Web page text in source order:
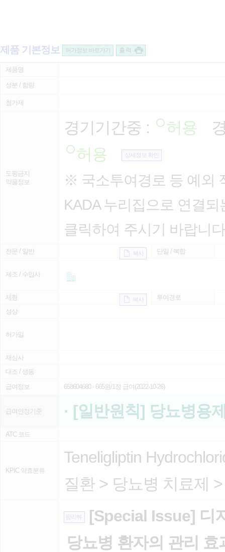
제품 기본정보 허가정보 바로가기 출 력
제품명
성분 / 함량
첨가제
도핑금지
약물정보
경기기간중 : 허용
허용
상세정보 확인
※ 국소투여경로 등 예외
KADA 누리집으로 연결
클릭하여 주시기 바랍니
전문 / 일반 복사 단일 / 복합
제조 / 수입사
제형 복사
투여경로
성상
허가일
재심사
대조 / 생동
급여정보
658604680- 665원/1정 급여(2022-10-26)
급여인정기준 · [일반원칙] 당뇨병용
ATC 코드
KPIC 약효분류
Teneligliptin
질환 > 당뇨병 치료제
팜리뷰
[Special Issue] 디
당뇨병 환자의 관리 효